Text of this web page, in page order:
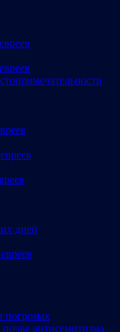
дней
погромах
антисемитизма